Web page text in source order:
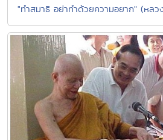
"ทำสมาธิ อย่าทำด้วยความอยาก" (หลว